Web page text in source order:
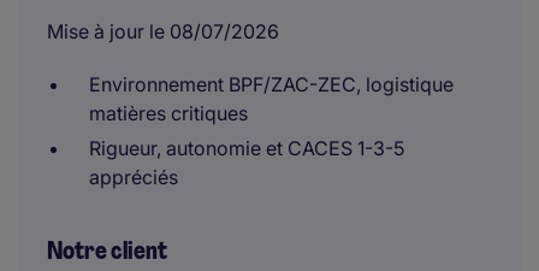
Mise à jour le 08/07/2026
Environnement BPF/ZAC-ZEC, logistique
matières critiques
Rigueur, autonomie et CACES 1-3-5
appréciés
Notre client